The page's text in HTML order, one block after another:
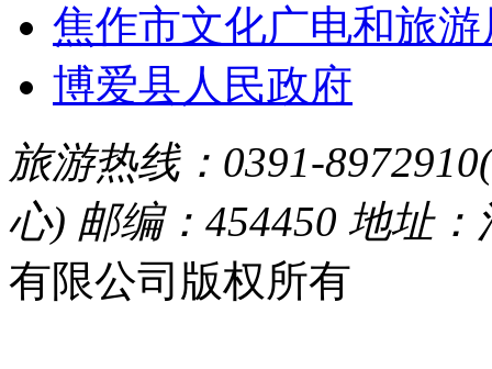
焦作市文化广电和旅游
博爱县人民政府
旅游热线：0391-
心) 邮编：454450 地址
有限公司版权所有